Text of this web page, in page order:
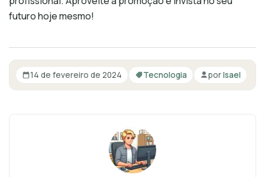
futuro hoje mesmo!
14 de fevereiro de 2024 Tecnologia porIsael